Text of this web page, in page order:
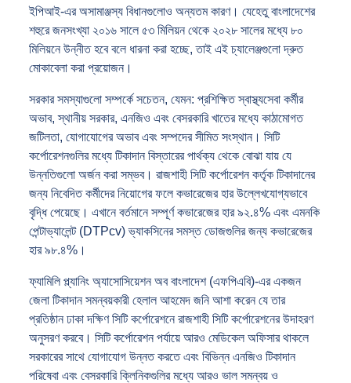
ইপিআই-এর অসামাঞ্জস্য বিধানগুলোও অন্যতম কারণ। যেহেতু বাংলাদেশের
শহুরে জনসংখ্যা ২০১৬ সালে ৫৩ মিলিয়ন থেকে ২০২৮ সালের মধ্যে ৮০
মিলিয়নে উন্নীত হবে বলে ধারনা করা হচ্ছে, তাই এই চ্যালেঞ্জগুলো দ্রুত
মোকাবেলা করা প্রয়োজন।
সরকার সমস্যাগুলো সম্পর্কে সচেতন, যেমন: প্রশিক্ষিত স্বাস্থ্যসেবা কর্মীর
অভাব, স্থানীয় সরকার, এনজিও এবং বেসরকারি খাতের মধ্যে কাঠামোগত
জটিলতা, যোগাযোগের অভাব এবং সম্পদের সীমিত সংস্থান। সিটি
কর্পোরেশনগুলির মধ্যে টিকাদান বিস্তারের পার্থক্য থেকে বোঝা যায় যে
উন্নতিগুলো অর্জন করা সম্ভব। রাজশাহী সিটি কর্পোরেশন কর্তৃক টিকাদানের
জন্য নিবেদিত কর্মীদের নিয়োগের ফলে কভারেজের হার উল্লেখযোগ্যভাবে
বৃদ্ধি পেয়েছে। এখানে বর্তমানে সম্পূর্ণ কভারেজের হার ৯২.৪% এবং এমনকি
পেন্টাভ্যালেন্ট (DTPcv) ভ্যাকসিনের সমস্ত ডোজগুলির জন্য কভারেজের
হার ৯৮.৪%।
ফ্যামিলি প্ল্যানিং অ্যাসোসিয়েশন অব বাংলাদেশ (এফপিএবি)-এর একজন
জেলা টিকাদান সমন্বয়কারী হেলাল আহমেদ জনি আশা করেন যে তার
প্রতিষ্ঠান ঢাকা দক্ষিণ সিটি কর্পোরেশনে রাজশাহী সিটি কর্পোরেশনের উদাহরণ
অনুসরণ করবে। সিটি কর্পোরেশন পর্যায়ে আরও মেডিকেল অফিসার থাকলে
সরকারের সাথে যোগাযোগ উন্নত করতে এবং বিভিন্ন এনজিও টিকাদান
পরিষেবা এবং বেসরকারি ক্লিনিকগুলির মধ্যে আরও ভাল সমন্বয় ও